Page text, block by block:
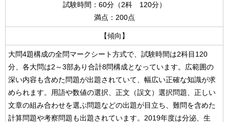
試験時間：60分（2科 120分）
満点：200点
【傾向】
大問4題構成の全問マークシート方式で、試験時間は2科目120
分、各大問は2～3部あり合計8問構成となっています。広範囲の
深い内容も含めた問題が出題されていて、幅広い正確な知識が求
められます。用語や数値の選択、正文（誤文）選択問題、正しい
文章の組み合わせを選ぶ問題などの出題が目立ち、難問を含めた
計算問題や考察問題も出題されています。2019年度は分泌、生